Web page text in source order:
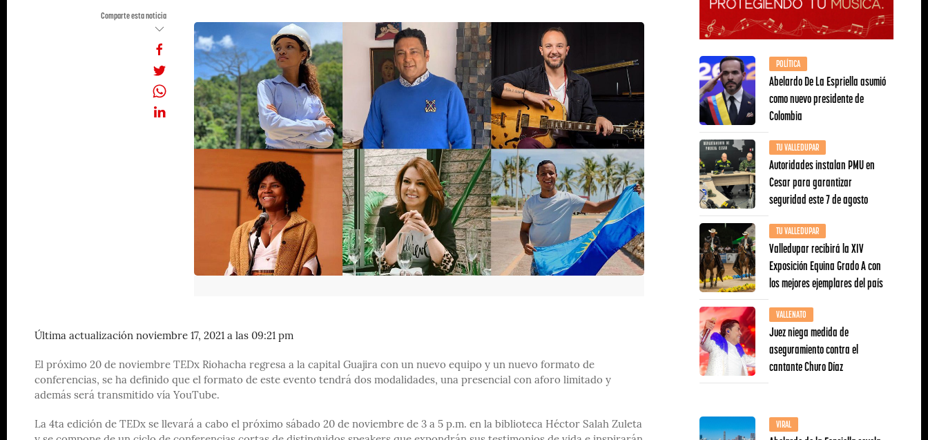
Comparte esta noticia
Última actualización noviembre 17, 2021 a las 09:21 pm
El próximo 20 de noviembre TEDx Riohacha regresa a la capital Guajira con un nuevo equipo y un nuevo formato de
conferencias, se ha definido que el formato de este evento tendrá dos modalidades, una presencial con aforo limitado y
además será transmitido vía YouTube.
La 4ta edición de TEDx se llevará a cabo el próximo sábado 20 de noviembre de 3 a 5 p.m. en la biblioteca Héctor Salah Zuleta
POLÍTICA
Abelardo De La Espriella asumió
como nuevo presidente de
Colombia
TU VALLEDUPAR
Autoridades instalan PMU en
Cesar para garantizar
seguridad este 7 de agosto
TU VALLEDUPAR
Valledupar recibirá la XIV
Exposición Equina Grado A con
los mejores ejemplares del país
VALLENATO
Juez niega medida de
aseguramiento contra el
cantante Churo Díaz
VIRAL